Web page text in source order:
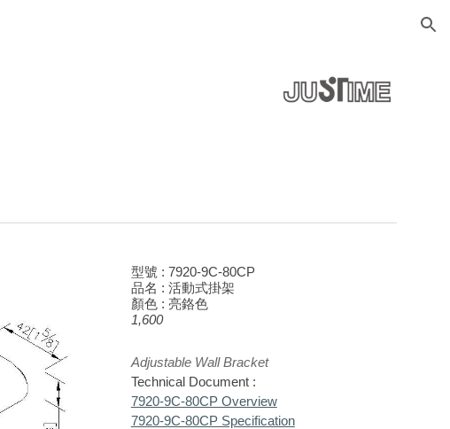
型號 : 7920-9C-80CP
品名 : 活動式掛架
顏色 : 亮鉻色
1,600
Adjustable Wall Bracket
Technical Document :
7920-9C-80CP Overview
7920-9C-80CP Specification